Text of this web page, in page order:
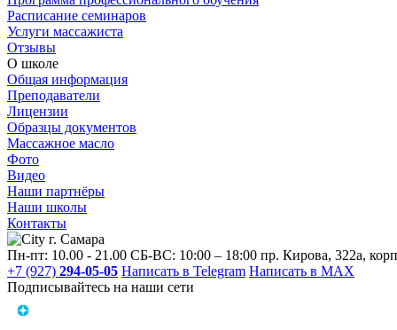
Расписание семинаров
Услуги массажиста
Отзывы
О школе
Общая информация
Преподаватели
Лицензии
Образцы документов
Массажное масло
Фото
Видео
Наши партнёры
Наши школы
Контакты
г. Самара
Пн-пт: 10.00 - 21.00 СБ-ВС: 10:00 – 18:00 пр. Кирова, 322a,
+7 (927) 294-05-05 Написать в Telegram Написать в MAX
Подписывайтесь на наши сети